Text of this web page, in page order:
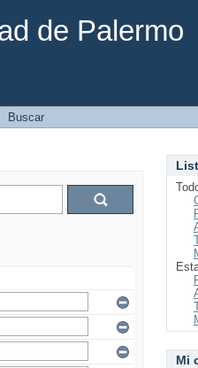
de Palermo
Buscar
Mi